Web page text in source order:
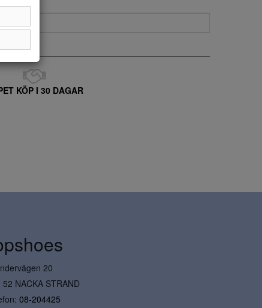
KÖP I 30 DAGAR
20
52 NACKA STRAND
08-204425